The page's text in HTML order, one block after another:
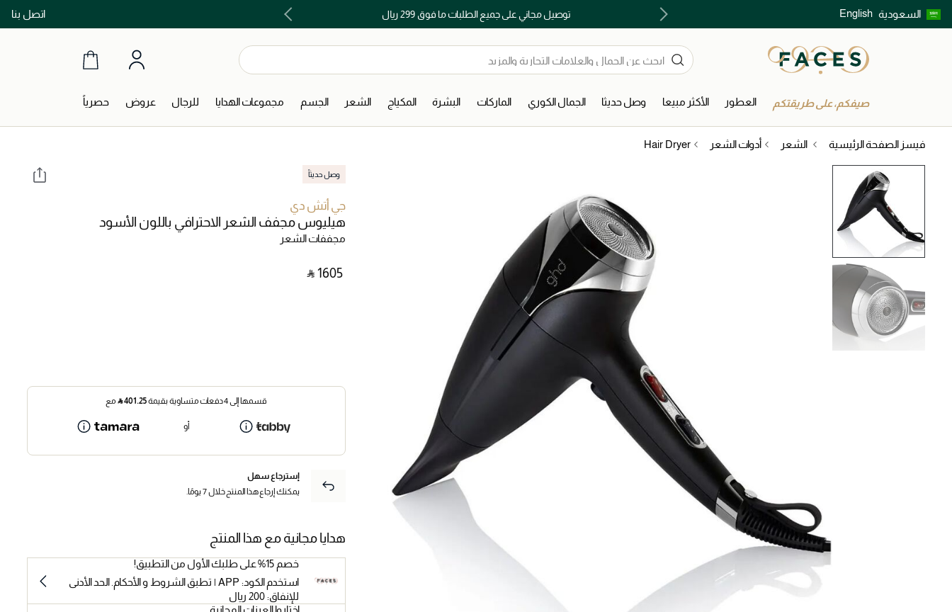
السعودية English اتصل بنااشتري الآن و ادفع لاحقاً مع تابي و تمارا! توصيل مجاني على جميع الطلبات ما فوق 299 ريال اكتشفوا خدمات الجمال المختارة بعناية
صيفكم، على طريقتكم العطور الأكثر مبيعا وصل حديثا الجمال الكوري الماركات البشرة المكياج الشعر الجسم مجموعات الهدايا للرجال عروض حصرياً
فيسز الصفحة الرئيسية الشعر أدوات الشعر Hair Dryer
وصل حديثاً
جي أتش دي
هيليوس مجفف الشعر الاحترافي باللون الأسود
مجففات الشعر
‎ ⃁ ⁦1605⁩ ‎
قسمها إلى 4 دفعات متساوية بقيمة 401.25
⃁ مع
أو
إسترجاع سهل
يمكنك إرجاع هذا المنتج خلال 7 يومًا.
هدايا مجانية مع هذا المنتج
خصم 15% على طلبك الأول من التطبيق!
استخدم الكود: APP | تطبق الشروط و الأحكام. الحد الأدنى
للإنفاق: 200 ريال